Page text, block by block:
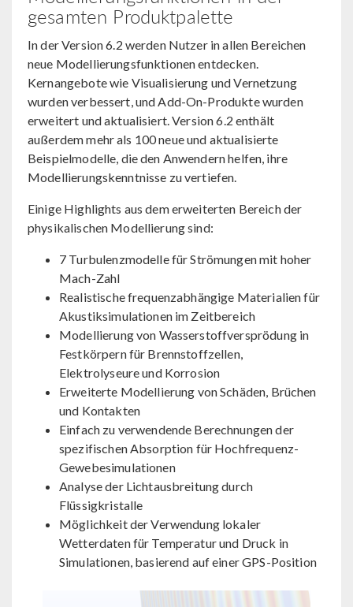
gesamten Produktpalette
In der Version 6.2 werden Nutzer in allen Bereichen
neue Modellierungsfunktionen entdecken.
Kernangebote wie Visualisierung und Vernetzung
wurden verbessert, und Add-On-Produkte wurden
erweitert und aktualisiert. Version 6.2 enthält
außerdem mehr als 100 neue und aktualisierte
Beispielmodelle, die den Anwendern helfen, ihre
Modellierungskenntnisse zu vertiefen.
Einige Highlights aus dem erweiterten Bereich der
physikalischen Modellierung sind:
7 Turbulenzmodelle für Strömungen mit hoher
Mach-Zahl
Realistische frequenzabhängige Materialien für
Akustiksimulationen im Zeitbereich
Modellierung von Wasserstoffversprödung in
Festkörpern für Brennstoffzellen,
Elektrolyseure und Korrosion
Erweiterte Modellierung von Schäden, Brüchen
und Kontakten
Einfach zu verwendende Berechnungen der
spezifischen Absorption für Hochfrequenz-
Gewebesimulationen
Analyse der Lichtausbreitung durch
Flüssigkristalle
Möglichkeit der Verwendung lokaler
Wetterdaten für Temperatur und Druck in
Simulationen, basierend auf einer GPS-Position